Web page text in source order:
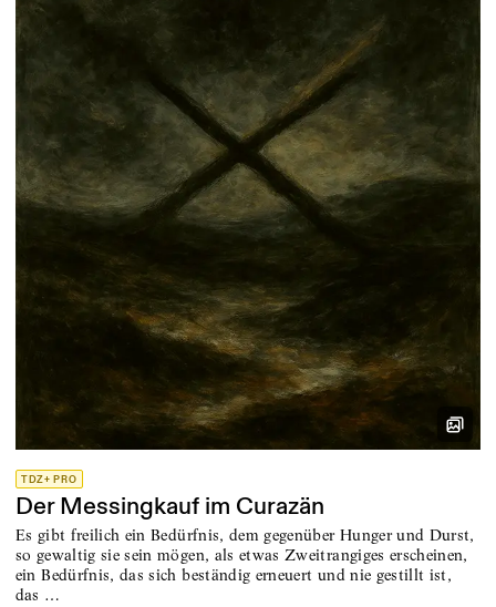
TDZ+ PRO
Der Messingkauf im Curazän
Es gibt freilich ein Bedürfnis, dem gegenüber Hunger und Durst,
so gewaltig sie sein mögen, als etwas Zweitrangiges erscheinen,
ein Bedürfnis, das sich beständig erneuert und nie gestillt ist,
das …